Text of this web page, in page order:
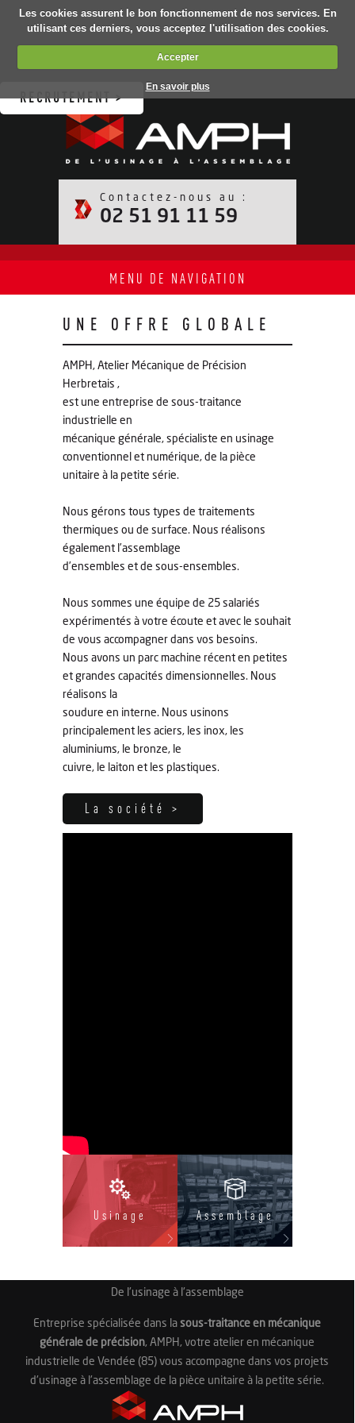
Les cookies assurent le bon fonctionnement de nos services. En
utilisant ces derniers, vous acceptez l'utilisation des cookies.
Accepter
En savoir plus
Contactez-nous au :
02 51 91 11 59
RECRUTEMENT >
MENU DE NAVIGATION
UNE OFFRE GLOBALE
AMPH, Atelier Mécanique de Précision
Herbretais ,
est une entreprise de sous-traitance
industrielle en
mécanique générale, spécialiste en usinage
conventionnel et numérique, de la pièce
unitaire à la petite série.
Nous gérons tous types de traitements
thermiques ou de surface. Nous réalisons
également l’assemblage
d’ensembles et de sous-ensembles.
Nous sommes une équipe de 25 salariés
expérimentés à votre écoute et avec le souhait
de vous accompagner dans vos besoins.
Nous avons un parc machine récent en petites
et grandes capacités dimensionnelles. Nous
réalisons la
soudure en interne. Nous usinons
principalement les aciers, les inox, les
aluminiums, le bronze, le
cuivre, le laiton et les plastiques.
La société >
Usinage Assemblage
De l'usinage à l'assemblage
Entreprise spécialisée dans la sous-traitance en mécanique
générale de précision, AMPH, votre atelier en mécanique
industrielle de Vendée (85) vous accompagne dans vos projets
d'usinage à l'assemblage de la pièce unitaire à la petite série.